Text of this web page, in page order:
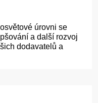
úrovni se
a další rozvoj
dodavatelů a